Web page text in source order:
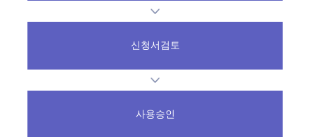
신청서검토
사용승인